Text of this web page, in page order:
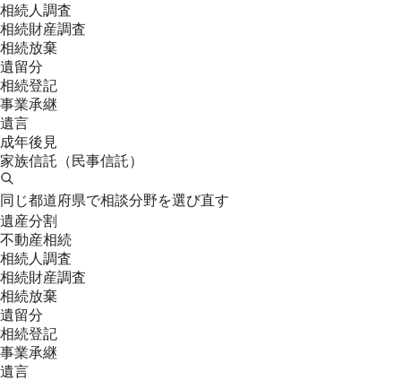
相続人調査
相続財産調査
相続放棄
遺留分
相続登記
事業承継
遺言
成年後見
家族信託（民事信託）
同じ都道府県で相談分野を選び直す
遺産分割
不動産相続
相続人調査
相続財産調査
相続放棄
遺留分
相続登記
事業承継
遺言